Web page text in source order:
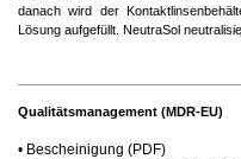
danach wird der
Lösung aufgefüllt. NeutraSol
Qualitätsmanagement (MDR-EU)
• Bescheinigung (PDF)